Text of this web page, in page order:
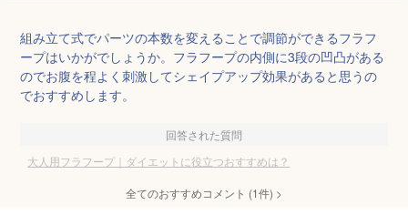
組み立て式でパーツの本数を変えることで調節ができるフラフ
ープはいかがでしょうか。フラフープの内側に3段の凹凸がある
のでお腹を程よく刺激してシェイプアップ効果があると思うの
でおすすめします。
回答された質問
大人用フラフープ｜ダイエットに役立つおすすめは？
全てのおすすめコメント (1件) >